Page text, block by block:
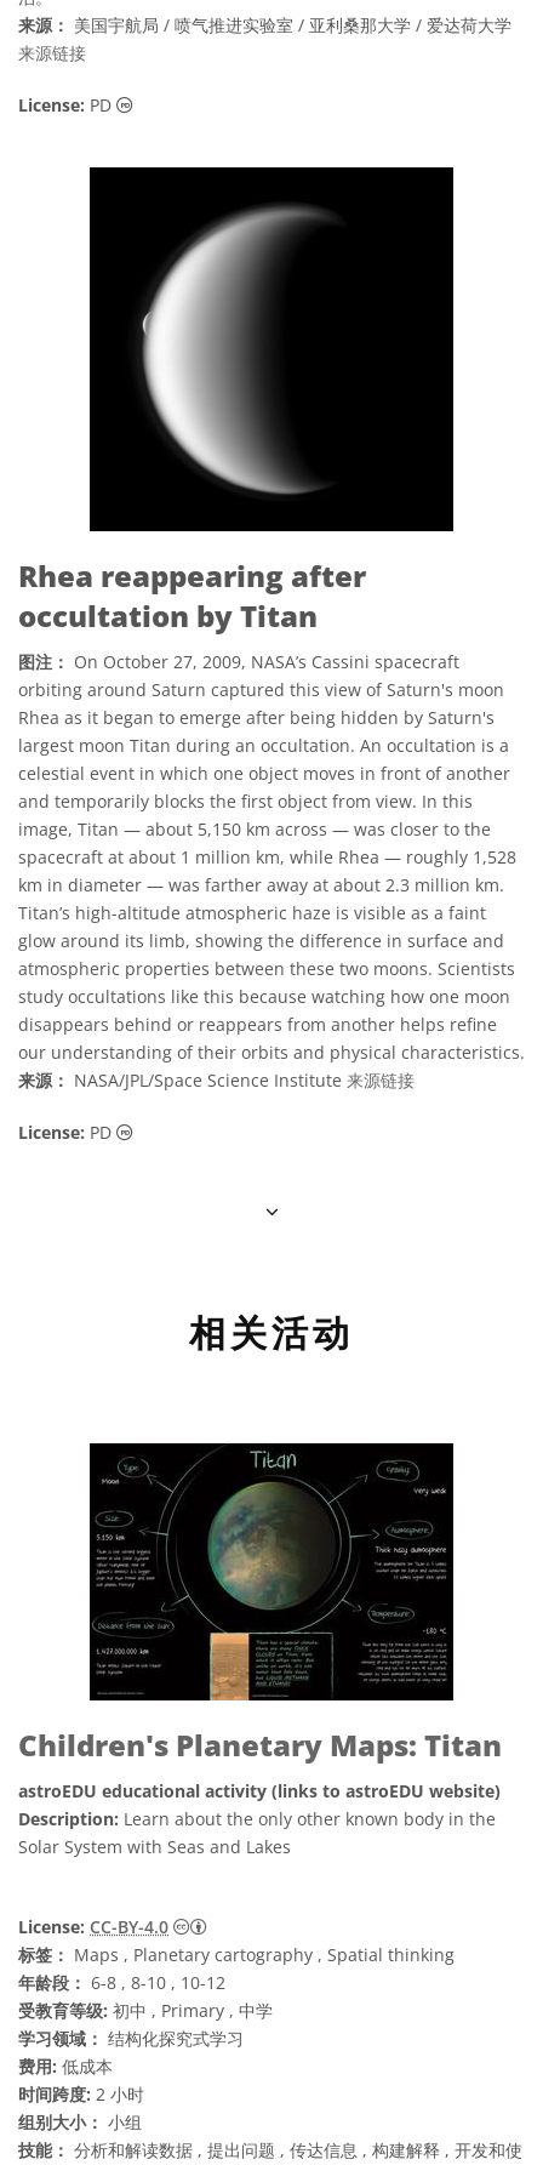
来源： 美国宇航局 / 喷气推进实验室 / 亚利桑那大学 / 爱达荷大学
来源链接
License: PD 公共领域 图标
Rhea reappearing after
occultation by Titan
图注： On October 27, 2009, NASA’s Cassini spacecraft
orbiting around Saturn captured this view of Saturn's moon
Rhea as it began to emerge after being hidden by Saturn's
largest moon Titan during an occultation. An occultation is a
celestial event in which one object moves in front of another
and temporarily blocks the first object from view. In this
image, Titan — about 5,150 km across — was closer to the
spacecraft at about 1 million km, while Rhea — roughly 1,528
km in diameter — was farther away at about 2.3 million km.
Titan’s high-altitude atmospheric haze is visible as a faint
glow around its limb, showing the difference in surface and
atmospheric properties between these two moons. Scientists
study occultations like this because watching how one moon
disappears behind or reappears from another helps refine
our understanding of their orbits and physical characteristics.
来源： NASA/JPL/Space Science Institute 来源链接
License: PD 公共领域 图标
相关活动
Children's Planetary Maps: Titan
astroEDU educational activity (links to astroEDU website)
Description: Learn about the only other known body in the
Solar System with Seas and Lakes
License: CC-BY-4.0
知识共享许可协议 署名 4.0 国际 (CC BY
标签： Maps , Planetary cartography , Spatial thinking
年龄段： 6-8 , 8-10 , 10-12
受教育等级: 初中 , Primary , 中学
学习领域： 结构化探究式学习
费用: 低成本
时间跨度: 2 小时
组别大小： 小组
技能： 分析和解读数据 , 提出问题 , 传达信息 , 构建解释 , 开发和使